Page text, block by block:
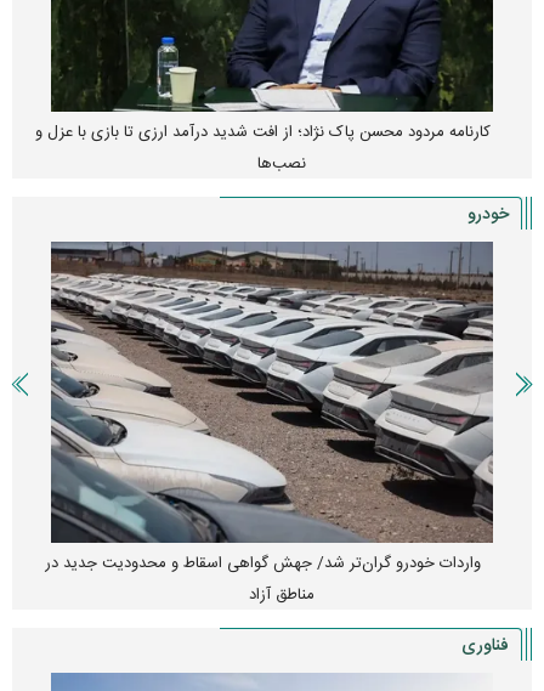
کارنامه مردود محسن پاک‌ نژاد؛ از افت شدید درآمد ارزی تا بازی با عزل و
نصب‌ها
خودرو
واردات خودرو گران‌تر شد/ جهش گواهی اسقاط و محدودیت جدید در
مناطق آزاد
فناوری